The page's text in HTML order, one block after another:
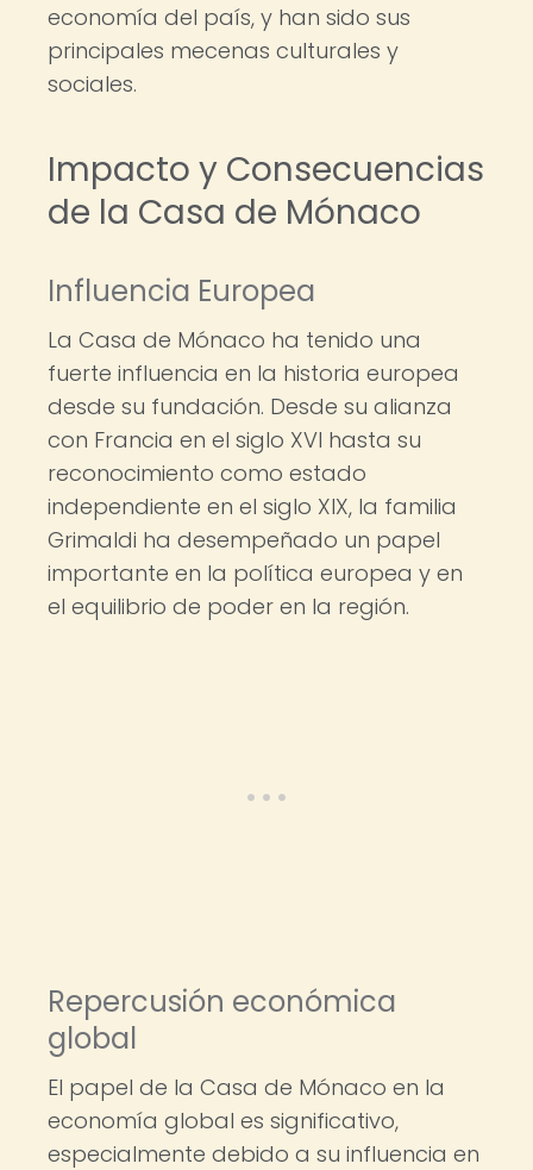
economía del país, y han sido sus
principales mecenas culturales y
sociales.
Impacto y Consecuencias
de la Casa de Mónaco
Influencia Europea
La Casa de Mónaco ha tenido una
fuerte influencia en la historia europea
desde su fundación. Desde su alianza
con Francia en el siglo XVI hasta su
reconocimiento como estado
independiente en el siglo XIX, la familia
Grimaldi ha desempeñado un papel
importante en la política europea y en
el equilibrio de poder en la región.
Repercusión económica
global
El papel de la Casa de Mónaco en la
economía global es significativo,
especialmente debido a su influencia en